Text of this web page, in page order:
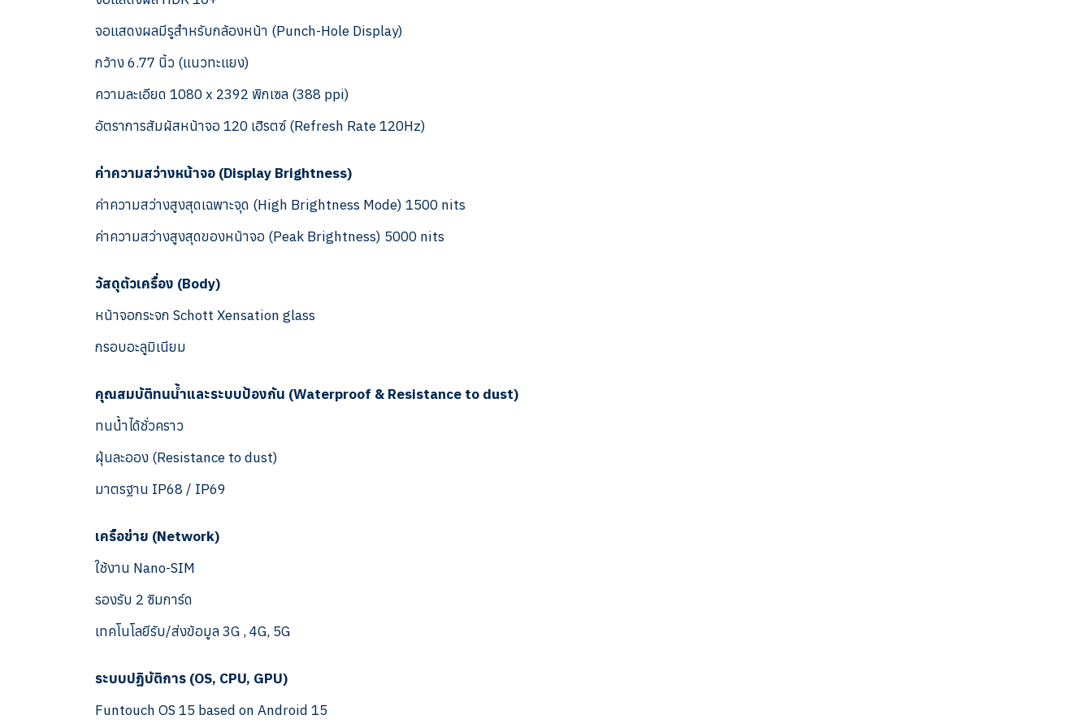
จอแสดงผลมีรูสำหรับกล้องหน้า (Punch-Hole Display)
กว้าง 6.77 นิ้ว (แนวทะแยง)
ความละเอียด 1080 x 2392 พิกเซล (388 ppi)
อัตราการสัมผัสหน้าจอ 120 เฮิรตซ์ (Refresh Rate 120Hz)
ค่าความสว่างหน้าจอ (Display Brightness)
ค่าความสว่างสูงสุดเฉพาะจุด (High Brightness Mode) 1500 nits
ค่าความสว่างสูงสุดของหน้าจอ (Peak Brightness) 5000 nits
วัสดุตัวเครื่อง (Body)
หน้าจอกระจก Schott Xensation glass
กรอบอะลูมิเนียม
คุณสมบัติทนน้ำและระบบป้องกัน (Waterproof & Resistance to dust)
ทนน้ำได้ชั่วคราว
ฝุ่นละออง (Resistance to dust)
มาตรฐาน IP68 / IP69
เครือข่าย (Network)
ใช้งาน Nano-SIM
รองรับ 2 ซิมการ์ด
เทคโนโลยีรับ/ส่งข้อมูล 3G , 4G, 5G
ระบบปฏิบัติการ (OS, CPU, GPU)
Funtouch OS 15 based on Android 15